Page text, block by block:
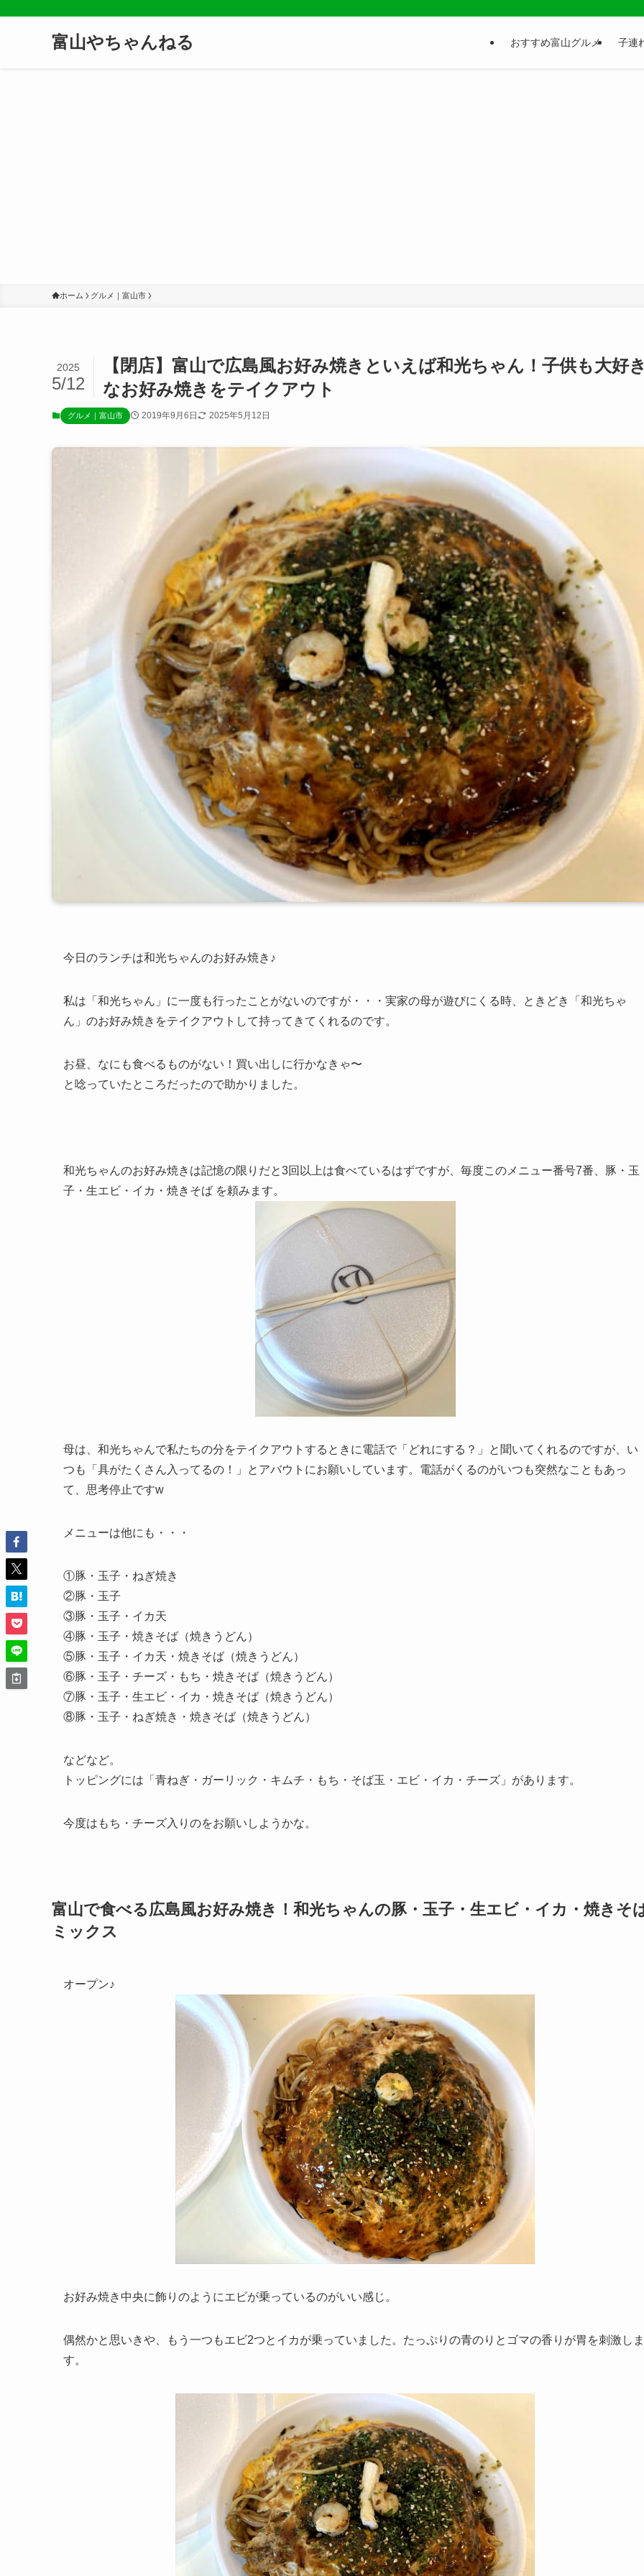
富山やちゃんねる おすすめ富山グルメ 子連
ホーム グルメ｜富山市
【閉店】富山で広島風お好み焼きといえば和光ちゃん！子供も大好
なお好み焼きをテイクアウト
2025
5/12
グルメ｜富山市 2019年9月6日 2025年5月12日
今日のランチは和光ちゃんのお好み焼き♪
私は「和光ちゃん」に一度も行ったことがないのですが・・・実家の母が遊びにくる時、ときどき「和光ちゃ
ん」のお好み焼きをテイクアウトして持ってきてくれるのです。
お昼、なにも食べるものがない！買い出しに行かなきゃ〜
と唸っていたところだったので助かりました。
和光ちゃんのお好み焼きは記憶の限りだと3回以上は食べているはずですが、毎度このメニュー番号7番、豚・玉
子・生エビ・イカ・焼きそば を頼みます。
母は、和光ちゃんで私たちの分をテイクアウトするときに電話で「どれにする？」と聞いてくれるのですが、い
つも「具がたくさん入ってるの！」とアバウトにお願いしています。電話がくるのがいつも突然なこともあっ
て、思考停止ですw
メニューは他にも・・・
①豚・玉子・ねぎ焼き
②豚・玉子
③豚・玉子・イカ天
④豚・玉子・焼きそば（焼きうどん）
⑤豚・玉子・イカ天・焼きそば（焼きうどん）
⑥豚・玉子・チーズ・もち・焼きそば（焼きうどん）
⑦豚・玉子・生エビ・イカ・焼きそば（焼きうどん）
⑧豚・玉子・ねぎ焼き・焼きそば（焼きうどん）
などなど。
トッピングには「青ねぎ・ガーリック・キムチ・もち・そば玉・エビ・イカ・チーズ」があります。
今度はもち・チーズ入りのをお願いしようかな。
富山で食べる広島風お好み焼き！和光ちゃんの豚・玉子・生エビ・イカ・焼きそ
ミックス
オープン♪
お好み焼き中央に飾りのようにエビが乗っているのがいい感じ。
偶然かと思いきや、もう一つもエビ2つとイカが乗っていました。たっぷりの青のりとゴマの香りが胃を刺激しま
す。